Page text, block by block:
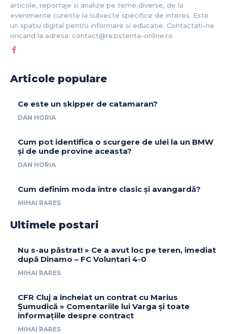
articole, reportaje si analize pe teme diverse, de la
evenimente curente la subiecte specifice de interes. Este
un spatiu digital pentru informare si educatie. Contactati-ne
oricand la adresa: contact@rezistenta-online.ro
Articole populare
Ce este un skipper de catamaran?
DAN HORIA
Cum pot identifica o scurgere de ulei la un BMW
și de unde provine aceasta?
DAN HORIA
Cum definim moda între clasic și avangardă?
MIHAI RARES
Ultimele postari
Nu s-au păstrat! » Ce a avut loc pe teren, imediat
după Dinamo – FC Voluntari 4-0
MIHAI RARES
CFR Cluj a încheiat un contrat cu Marius
Șumudică » Comentariile lui Varga și toate
informațiile despre contract
MIHAI RARES